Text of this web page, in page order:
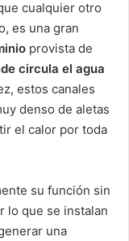
cualquier otro
es una gran
provista de
circula el agua
estos canales
denso de aletas
el calor por toda
su función sin
lo que se instalan
una